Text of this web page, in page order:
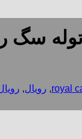
royal
, رویال,